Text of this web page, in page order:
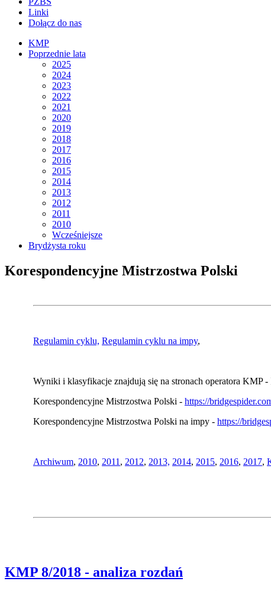
Linki
Dołącz do nas
KMP
Poprzednie lata
2025
2024
2023
2022
2021
2020
2019
2018
2017
2016
2015
2014
2013
2012
2011
2010
Wcześniejsze
Brydżysta roku
Korespondencyjne Mistrzostwa Polski
Regulamin cyklu, Regulamin cyklu na impy,
Wyniki i klasyfikacje znajdują się na stronach operatora KMP
Korespondencyjne Mistrzostwa Polski - https://
Korespondencyjne Mistrzostwa Polski na impy - https://
Archiwum, 2010, 2011 , 2012, 2013, 2014, 2015, 2016, 2017,
KMP 8/2018 - analiza rozdań